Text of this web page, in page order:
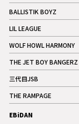
記事
BALLISTIK BOYZ
記事
LIL LEAGUE
記事
WOLF HOWL HARMONY
記事
THE JET BOY BANGERZ
記事
三代目JSB
記事
THE RAMPAGE
記事
ギャラリー
EBiDAN